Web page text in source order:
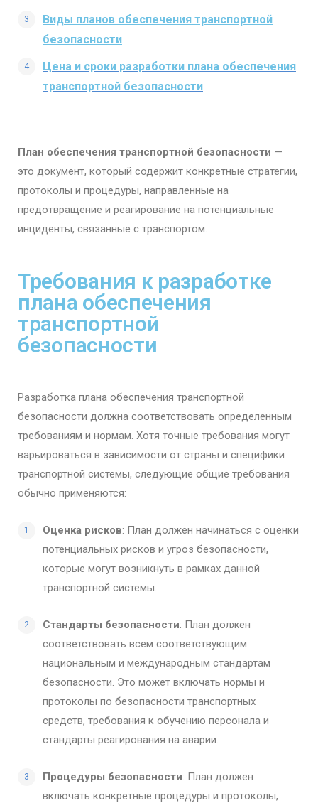
Виды планов обеспечения транспортной
безопасности
Цена и сроки разработки плана обеспечения
транспортной безопасности​
План обеспечения транспортной безопасности —
это документ, который содержит конкретные стратегии,
протоколы и процедуры, направленные на
предотвращение и реагирование на потенциальные
инциденты, связанные с транспортом.
Требования к разработке
плана обеспечения
транспортной
безопасности
Разработка плана обеспечения транспортной
безопасности должна соответствовать определенным
требованиям и нормам. Хотя точные требования могут
варьироваться в зависимости от страны и специфики
транспортной системы, следующие общие требования
обычно применяются:
Оценка рисков: План должен начинаться с оценки
потенциальных рисков и угроз безопасности,
которые могут возникнуть в рамках данной
транспортной системы.
Стандарты безопасности: План должен
соответствовать всем соответствующим
национальным и международным стандартам
безопасности. Это может включать нормы и
протоколы по безопасности транспортных
средств, требования к обучению персонала и
стандарты реагирования на аварии.
Процедуры безопасности: План должен
включать конкретные процедуры и протоколы,